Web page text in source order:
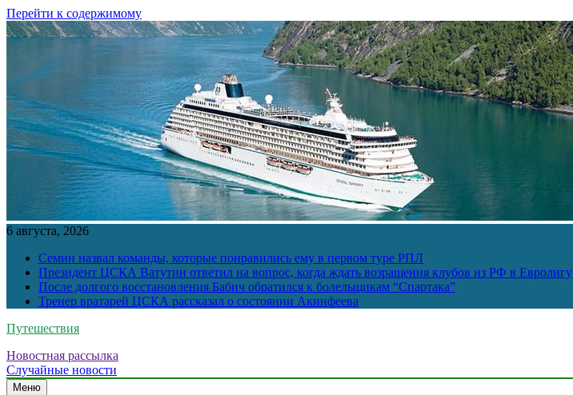
Перейти к содержимому
6 августа, 2026
Семин назвал команды, которые понравились ему в первом туре РПЛ
Президент ЦСКА Ватутин ответил на вопрос, когда ждать возращения клубов из РФ в Евролигу
После долгого восстановления Бабич обратился к болельщикам “Спартака”
Тренер вратарей ЦСКА рассказал о состоянии Акинфеева
Путешествия
Новостная рассылка
Случайные новости
Меню